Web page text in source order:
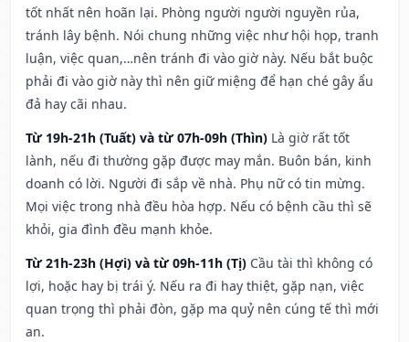
tốt nhất nên hoãn lại. Phòng người người nguyền rủa,
tránh lây bệnh. Nói chung những việc như hội họp, tranh
luận, việc quan,…nên tránh đi vào giờ này. Nếu bắt buộc
phải đi vào giờ này thì nên giữ miệng để hạn ché gây ẩu
đả hay cãi nhau.
Từ 19h-21h (Tuất) và từ 07h-09h (Thìn) Là giờ rất tốt
lành, nếu đi thường gặp được may mắn. Buôn bán, kinh
doanh có lời. Người đi sắp về nhà. Phụ nữ có tin mừng.
Mọi việc trong nhà đều hòa hợp. Nếu có bệnh cầu thì sẽ
khỏi, gia đình đều mạnh khỏe.
Từ 21h-23h (Hợi) và từ 09h-11h (Tị) Cầu tài thì không có
lợi, hoặc hay bị trái ý. Nếu ra đi hay thiệt, gặp nạn, việc
quan trọng thì phải đòn, gặp ma quỷ nên cúng tế thì mới
an.